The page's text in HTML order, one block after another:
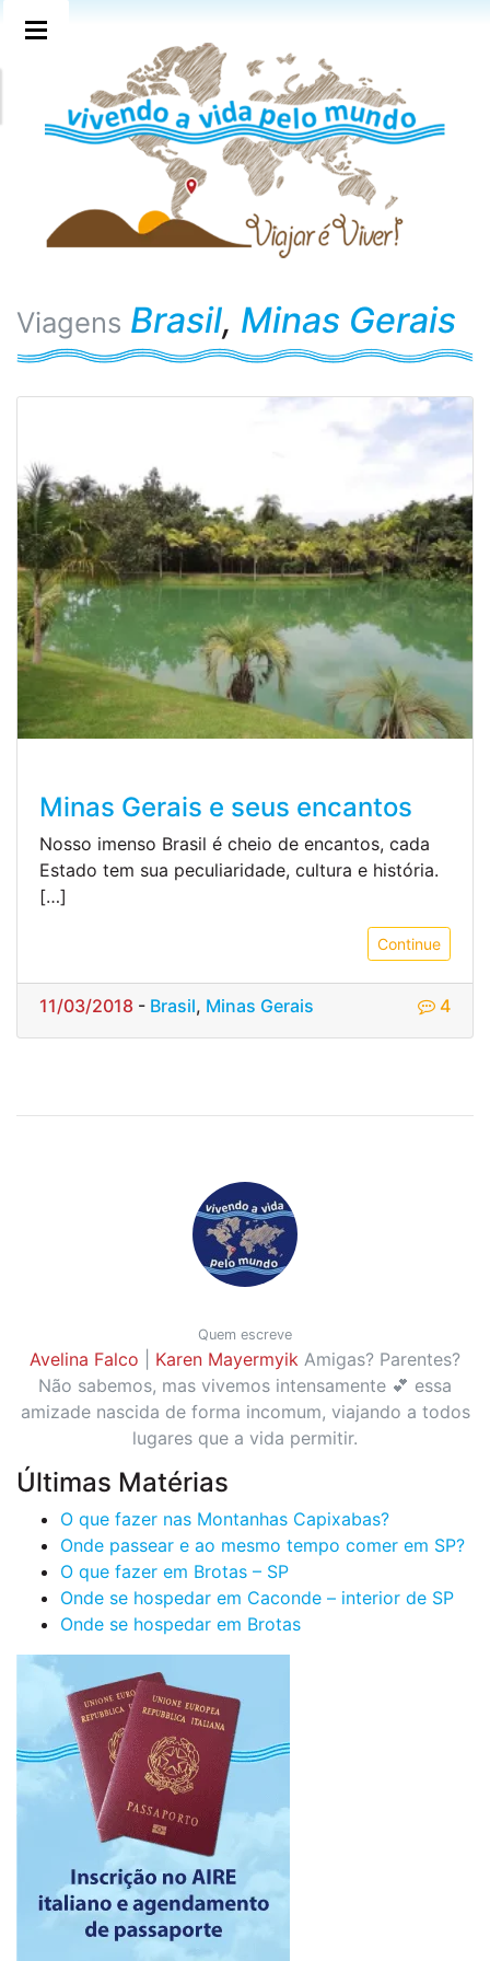
Viagens Brasil, Minas Gerais
Minas Gerais e seus encantos
Nosso imenso Brasil é cheio de encantos, cada
Estado tem sua peculiaridade, cultura e história.
[…]
Continue
11/03/2018 - Brasil, Minas Gerais 4
Quem escreve
Avelina Falco Karen Mayermyik Amigas? Parentes?
Não sabemos, mas vivemos intensamente 💕 essa
amizade nascida de forma incomum, viajando a todos
lugares que a vida permitir.
Últimas Matérias
O que fazer nas Montanhas Capixabas?
Onde passear e ao mesmo tempo comer em SP?
O que fazer em Brotas – SP
Onde se hospedar em Caconde – interior de SP
Onde se hospedar em Brotas